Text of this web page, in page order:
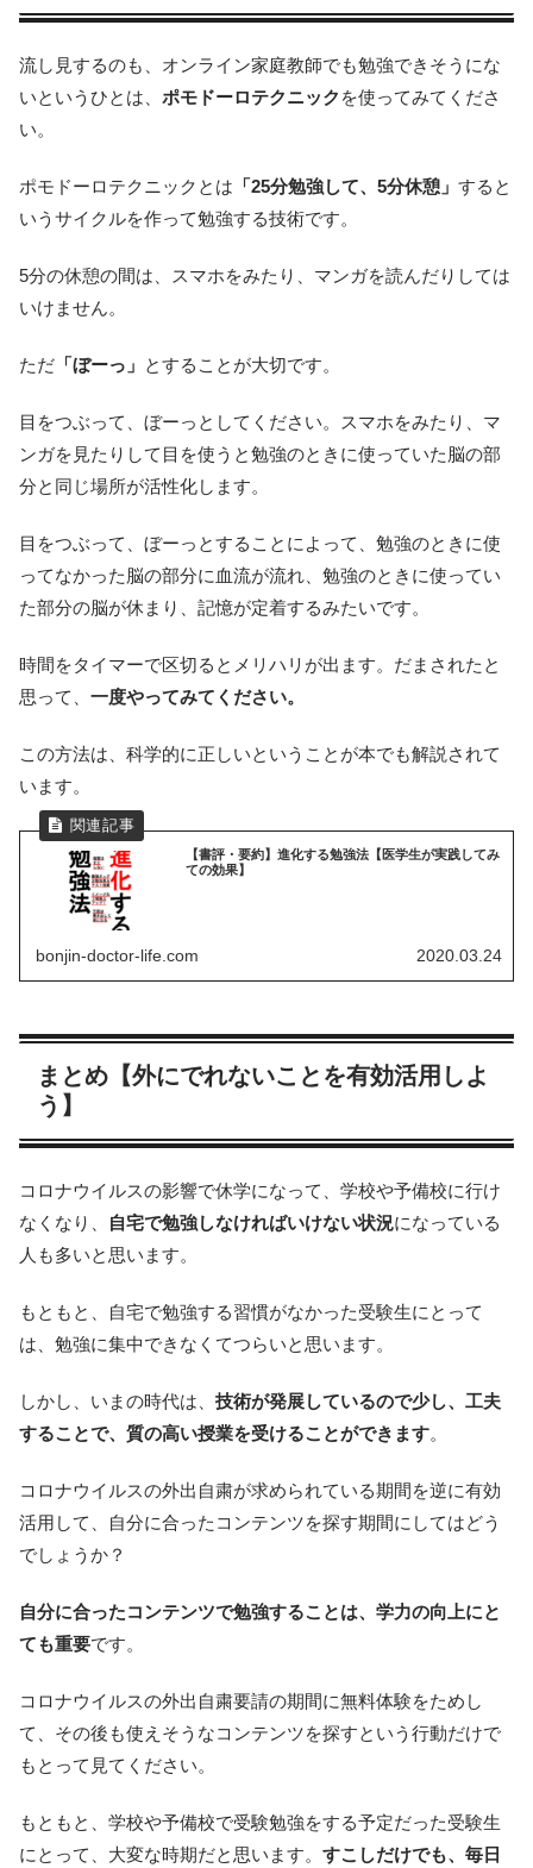
流し見するのも、オンライン家庭教師でも勉強できそうにな
いというひとは、 ポモドーロテクニック を使ってみてくださ
い。
ポモドーロテクニックとは 「25分勉強して、5分休憩」 すると
いうサイクルを作って勉強する技術です。
5分の休憩の間は、スマホをみたり、マンガを読んだりしては
いけません。
ただ 「ぼーっ」 とすることが大切です。
目をつぶって、ぼーっとしてください。スマホをみたり、マ
ンガを見たりして目を使うと勉強のときに使っていた脳の部
分と同じ場所が活性化します。
目をつぶって、ぼーっとすることによって、勉強のときに使
ってなかった脳の部分に血流が流れ、勉強のときに使ってい
た部分の脳が休まり、記憶が定着するみたいです。
時間をタイマーで区切るとメリハリが出ます。だまされたと
思って、 一度やってみてください。
この方法は、科学的に正しいということが本でも解説されて
います。
【書評・要約】進化する勉強法【医学生が実践してみ
ての効果】
bonjin-doctor-life.com 2020.03.24
まとめ【外にでれないことを有効活用しよ
う】
コロナウイルスの影響で休学になって、学校や予備校に行け
なくなり、
自宅で勉強しなければいけない状況になっている
人も多いと思います。
もともと、自宅で勉強する習慣がなかった受験生にとって
は、勉強に集中できなくてつらいと思います。
しかし、いまの時代は、 技術が発展しているので少し、工夫
することで、質の高い授業を受けることができます。
コロナウイルスの外出自粛が求められている期間を逆に有効
活用して、自分に合ったコンテンツを探す期間にしてはどう
でしょうか？
自分に合ったコンテンツで勉強することは、学力の向上にと
ても重要です。
コロナウイルスの外出自粛要請の期間に無料体験をためし
て、その後も使えそうなコンテンツを探すという行動だけで
もとって見てください。
もともと、学校や予備校で受験勉強をする予定だった受験生
にとって、大変な時期だと思います。 すこしだけでも、毎日